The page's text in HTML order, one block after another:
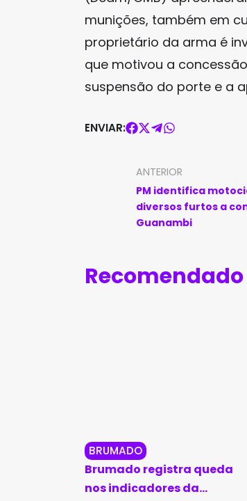
munições, também em
proprietário da arma é
que motivou a
suspensão do porte e a
ENVIAR:
ANTERIOR
PM identifica
diversos furtos a
Guanambi
Recomendado
BRUMADO
Brumado registra queda
nos indicadores da